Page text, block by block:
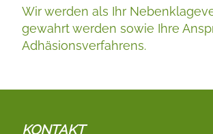
Wir werden als Ihr
gewahrt werden sowie Ihre
Adhäsionsverfahrens.
KONTAKT